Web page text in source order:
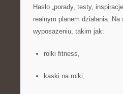
Hasło „porady, testy,
realnym planem działania.
wyposażeniu, takim jak:
rolki fitness,
kaski na rolki,